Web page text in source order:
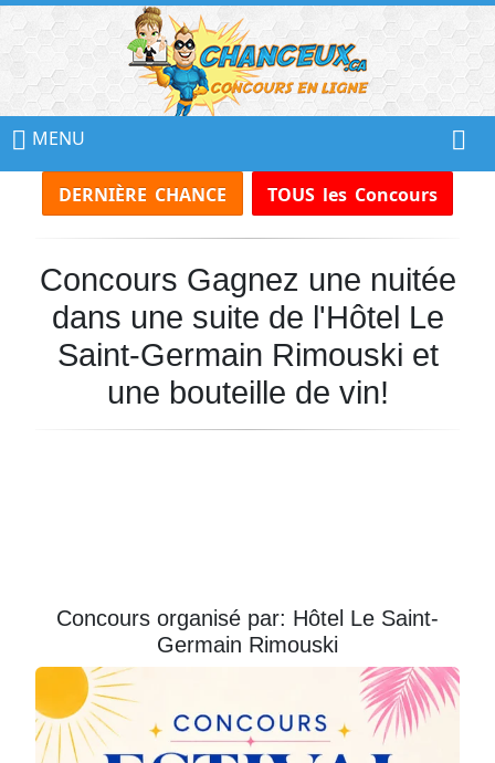
MENU
DERNIÈRE CHANCE TOUS les Concours
Concours Gagnez une nuitée
dans une suite de l'Hôtel Le
Saint-Germain Rimouski et
une bouteille de vin!
Concours organisé par: Hôtel Le Saint-
Germain Rimouski
📢
Ne
Manquez
Aucun
Concours!
Inscrivez-
vous
notre
infolettre
*
JE
M'INSCRIS!